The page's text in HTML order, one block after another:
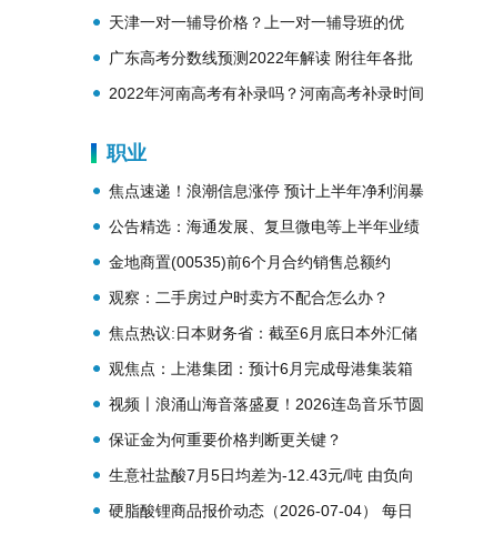
天津一对一辅导价格？上一对一辅导班的优
势？
广东高考分数线预测2022年解读 附往年各批
次分数线
2022年河南高考有补录吗？河南高考补录时间
职业
焦点速递！浪潮信息涨停 预计上半年净利润暴
增
公告精选：海通发展、复旦微电等上半年业绩
大幅预增；神工股份拟约11.3亿元投建硅零部
件新品研发等项目
金地商置(00535)前6个月合约销售总额约
35.91亿元，同比减少37%
观察：二手房过户时卖方不配合怎么办？
焦点热议:日本财务省：截至6月底日本外汇储
备稳定在1.09万亿美元
观焦点：上港集团：预计6月完成母港集装箱
吞吐量同比增长6.1%
视频〡浪涌山海音落盛夏！2026连岛音乐节圆
满收官
保证金为何重要价格判断更关键？
生意社盐酸7月5日均差为-12.43元/吨 由负向
扩大转为缩小
硬脂酸锂商品报价动态（2026-07-04） 每日